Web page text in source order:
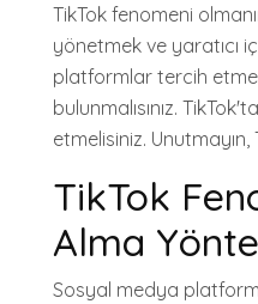
TikTok fenomeni
yönetmek ve yaratıcı
platformlar tercih
bulunmalısınız.
etmelisiniz.
TikTok
Alma
Sosyal medya